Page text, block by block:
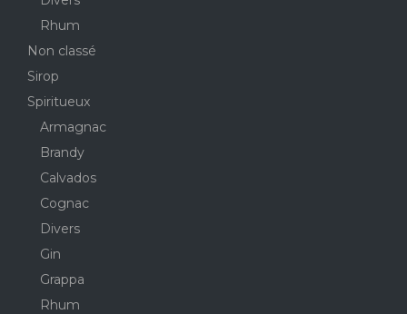
Rhum
Non classé
Sirop
Spiritueux
Armagnac
Brandy
Calvados
Cognac
Divers
Gin
Grappa
Rhum